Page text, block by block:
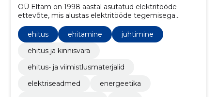
OÜ Eltam on 1998 aastal asutatud elektritööde
ettevõte, mis alustas elektritööde tegemisega
peamiselt AS Eesti Energia objektidel.
ehitus
ehitamine
juhtimine
ehitus ja kinnisvara
ehitus- ja viimistlusmaterjalid
elektriseadmed
energeetika